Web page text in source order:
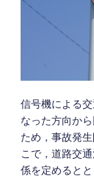
信号機による
なった方向か
ため，事故発
こで，道路交
係を定めると